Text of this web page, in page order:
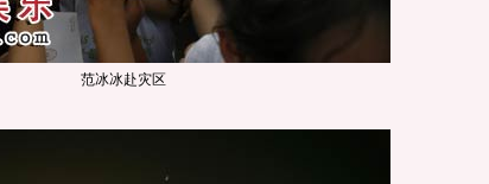
范冰冰赴灾区